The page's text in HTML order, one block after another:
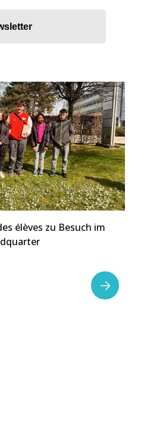
élèves zu Besuch im